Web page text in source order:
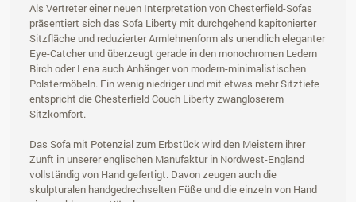
Als Vertreter einer neuen Interpretation von Chesterfield-Sofas
präsentiert sich das Sofa Liberty mit durchgehend kapitonierter
Sitzfläche und reduzierter Armlehnenform als unendlich eleganter
Eye-Catcher und überzeugt gerade in den monochromen Ledern
Birch oder Lena auch Anhänger von modern-minimalistischen
Polstermöbeln. Ein wenig niedriger und mit etwas mehr Sitztiefe
entspricht die Chesterfield Couch Liberty zwangloserem
Sitzkomfort.
Das Sofa mit Potenzial zum Erbstück wird den Meistern ihrer
Zunft in unserer englischen Manufaktur in Nordwest-England
vollständig von Hand gefertigt. Davon zeugen auch die
skulpturalen handgedrechselten Füße und die einzeln von Hand